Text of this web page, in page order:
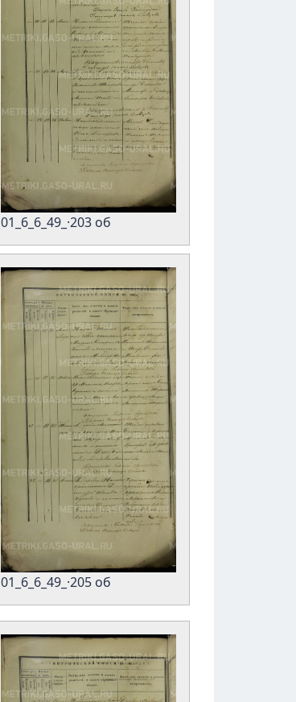
01_6_6_49_·203 об
01_6_6_49_·205 об